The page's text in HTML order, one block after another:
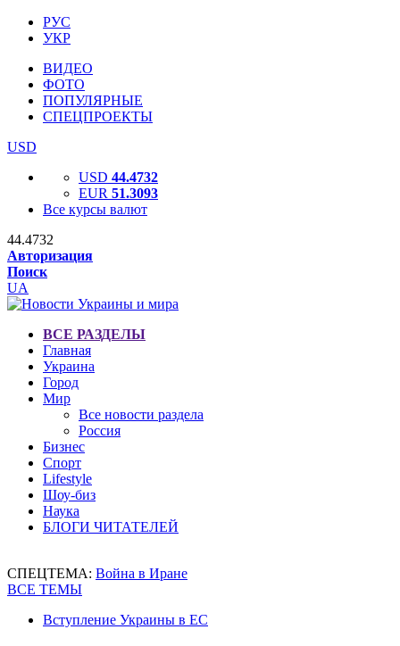
РУС
УКР
ВИДЕО
ФОТО
ПОПУЛЯРНЫЕ
СПЕЦПРОЕКТЫ
USD
USD 44.4732
EUR 51.3093
Все курсы валют
44.4732
Авторизация
Поиск
UA
ВСЕ РАЗДЕЛЫ
Главная
Украина
Город
Мир
Все новости раздела
Россия
Бизнес
Спорт
Lifestyle
Шоу-биз
Наука
БЛОГИ ЧИТАТЕЛЕЙ
СПЕЦТЕМА: Война в Иране
ВСЕ ТЕМЫ
Вступление Украины в ЕС